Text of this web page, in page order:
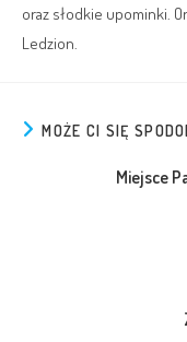
oraz słodkie upominki.
Ledzion.
MOŻE CI SIĘ
Miejsce